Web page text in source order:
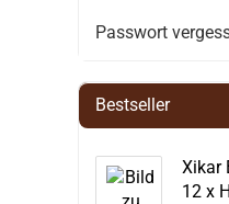
Passwort
Bestseller
Xikar
12 x